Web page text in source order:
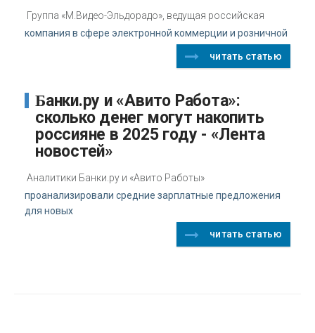
Группа «М.Видео-Эльдорадо», ведущая российская
компания в сфере электронной коммерции и розничной
читать статью
Банки.ру и «Авито Работа»:
сколько денег могут накопить
россияне в 2025 году - «Лента
новостей»
Аналитики Банки.ру и «Авито Работы»
проанализировали средние зарплатные предложения
для новых
читать статью